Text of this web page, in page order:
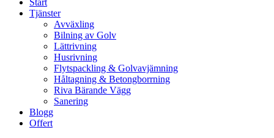
Start
Tjänster
Avväxling
Bilning av Golv
Lättrivning
Husrivning
Flytspackling & Golvavjämning
Håltagning & Betongborrning
Riva Bärande Vägg
Sanering
Blogg
Offert